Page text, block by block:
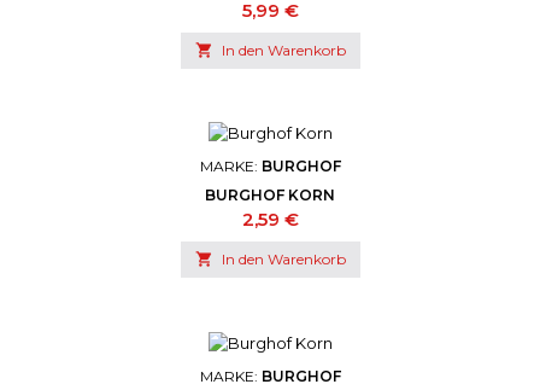
Preis
5,99 €
 In den Warenkorb
MARKE: BURGHOF
BURGHOF KORN
Preis
2,59 €
 In den Warenkorb
MARKE: BURGHOF